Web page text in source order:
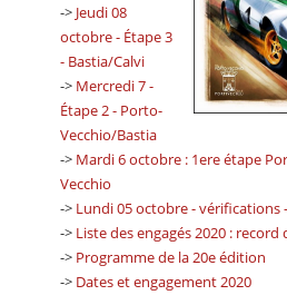
-> Jeudi 08
octobre - Étape 3️
- Bastia/Calvi‬
-> Mercredi 7 -
Étape 2️ - Porto-
Vecchio/Bastia
-> Mardi 6 octobre : 1ere étape
Vecchio
-> Lundi 05 octobre - vérifications
-> Liste des engagés 2020 :
-> Programme de la 20e édition
-> Dates et engagement 2020